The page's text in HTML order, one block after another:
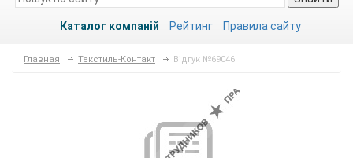
Каталог компаній Рейтинг Правила сайту
Главная Текстиль-Контакт Відгук №69046